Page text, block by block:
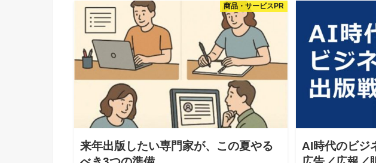
界を支え…
商品・サービスPR
来年出版したい専門家が、この夏やる
AI時代のビジ